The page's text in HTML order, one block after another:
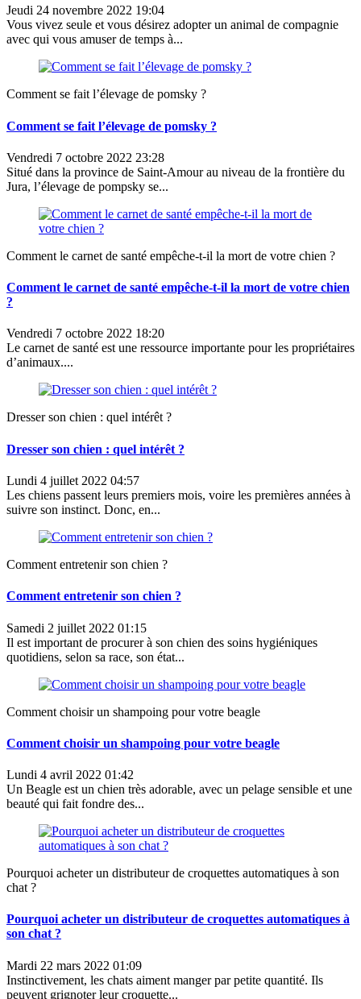
Jeudi 24 novembre 2022 19:04
Vous vivez seule et vous désirez adopter un animal de compagnie
avec qui vous amuser de temps à...
Comment se fait l’élevage de pomsky ?
Comment se fait l’élevage de pomsky ?
Vendredi 7 octobre 2022 23:28
Situé dans la province de Saint-Amour au niveau de la frontière du
Jura, l’élevage de pompsky se...
Comment le carnet de santé empêche-t-il la mort de votre chien ?
Comment le carnet de santé empêche-t-il la mort de votre chien
?
Vendredi 7 octobre 2022 18:20
Le carnet de santé est une ressource importante pour les propriétaires
d’animaux....
Dresser son chien : quel intérêt ?
Dresser son chien : quel intérêt ?
Lundi 4 juillet 2022 04:57
Les chiens passent leurs premiers mois, voire les premières années à
suivre son instinct. Donc, en...
Comment entretenir son chien ?
Comment entretenir son chien ?
Samedi 2 juillet 2022 01:15
Il est important de procurer à son chien des soins hygiéniques
quotidiens, selon sa race, son état...
Comment choisir un shampoing pour votre beagle
Comment choisir un shampoing pour votre beagle
Lundi 4 avril 2022 01:42
Un Beagle est un chien très adorable, avec un pelage sensible et une
beauté qui fait fondre des...
Pourquoi acheter un distributeur de croquettes automatiques à son
chat ?
Pourquoi acheter un distributeur de croquettes automatiques à
son chat ?
Mardi 22 mars 2022 01:09
Instinctivement, les chats aiment manger par petite quantité. Ils
peuvent grignoter leur croquette...